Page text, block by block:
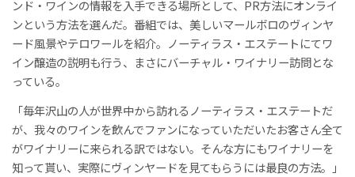
ンド・ワインの情報を入手できる場所として、PR方法にオンライ
ンという方法を選んだ。番組では、美しいマールボロのヴィンヤ
ード風景やテロワールを紹介。ノーティラス・エステートにてワ
イン醸造の説明も行う、まさにバーチャル・ワイナリー訪問とな
っている。
「毎年沢山の人が世界中から訪れるノーティラス・エステートだ
が、我々のワインを飲んでファンになっていただいたお客さん全て
がワイナリーに来られる訳ではない。そんな方にもワイナリーを
知って貰い、実際にヴィンヤードを見てもらうには最良の方法。」